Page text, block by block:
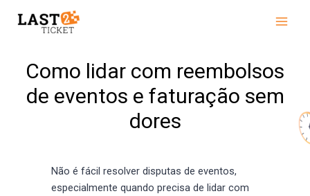
Main
Como lidar com reembolsos
de eventos e faturação sem
dores
Não é fácil resolver disputas de eventos,
especialmente quando precisa de lidar com